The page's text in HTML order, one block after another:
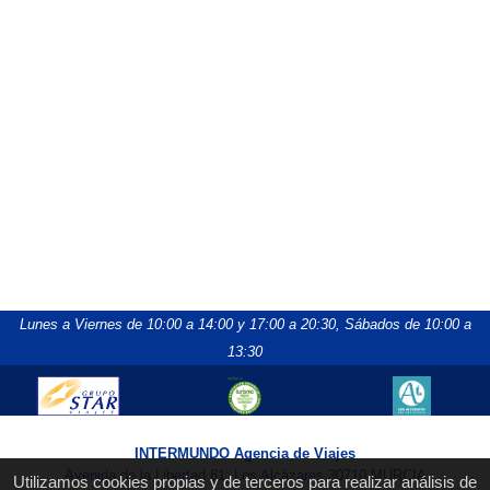
Utilizamos cookies propias y de terceros para realizar análisis de
Lunes a Viernes de 10:00 a 14:00 y 17:00 a 20:30, Sábados de 10:00 a
13:30
INTERMUNDO Agencia de Viajes
Avenida de la Libertad 81, Los Alcázares 30710 MURCIA